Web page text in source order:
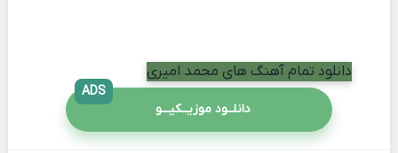
دانلود تمام آهنگ های محمد امیری
دانلــود موزیــکیـــو
ADS